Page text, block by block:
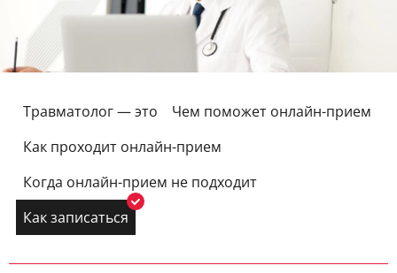
Травматолог — это
Чем поможет онлайн-прием
Как проходит онлайн-прием
Когда онлайн-прием не подходит
Как записаться